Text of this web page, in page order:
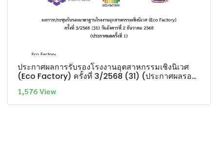
ประกาศผลการรับรองโรงงานอุตสาหกรรมเชิงนิเวศ
(Eco Factory) ครั้งที่ 3/2568 (31) (ประกาศผลรอบ
1,576 View